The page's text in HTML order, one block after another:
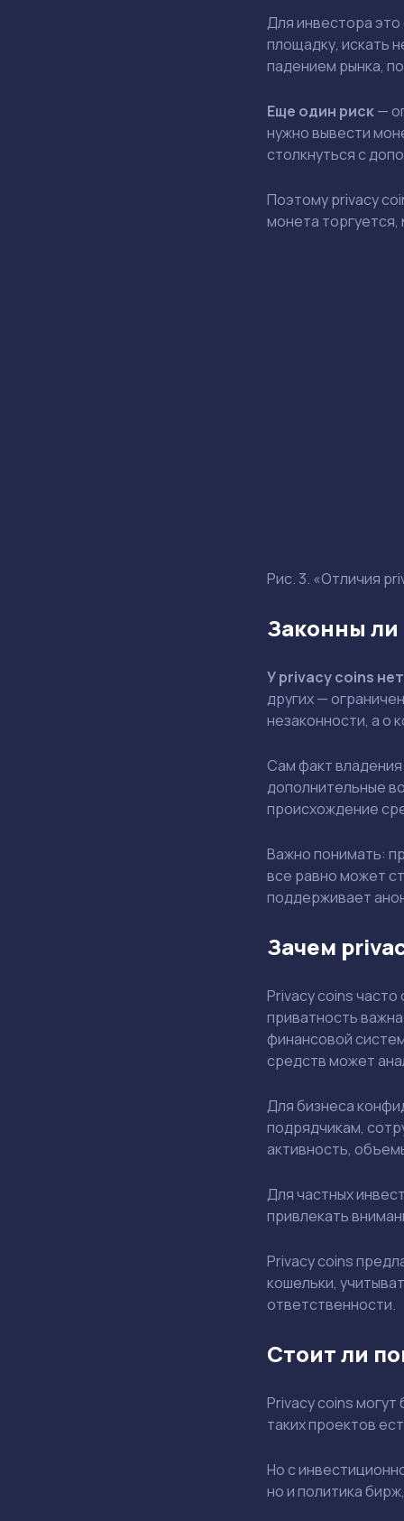
Для инвестора
площадку, искать
падением рынка,
Еще один риск—
нужно вывести
столкнуться с
Поэтому privacy
монета
Рис. 3. «Отличия
Законны
У privacy coins
других —
незаконности, а о
Сам факт
дополнительные
происхождение
Важно понимать:
все равно может
поддерживает
Зачем
Privacy coins
приватность
финансовой
средств может
Для бизнеса
подрядчикам,
активность,
Для частных
привлекать
Privacy coins
кошельки,
ответственности.
Стоит ли
Privacy coins
таких проектов
Но с
но и политика